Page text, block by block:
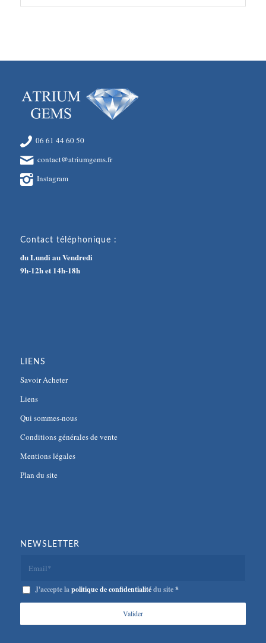
06 61 44 60 50
contact@atriumgems.fr
Instagram
Contact téléphonique :
du Lundi au Vendredi
9h-12h et 14h-18h
LIENS
Savoir Acheter
Liens
Qui sommes-nous
Conditions générales de vente
Mentions légales
Plan du site
NEWSLETTER
J'accepte lapolitique de confidentialitédu site*